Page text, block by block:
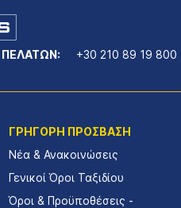
ΠΕΛΑΤΩΝ: +30 210 89 19 800
ΓΡΗΓΟΡΗ ΠΡΟΣΒΑΣΗ
Νέα & Ανακοινώσεις
Γενικοί Όροι Ταξιδίου
Όροι & Προϋποθέσεις -